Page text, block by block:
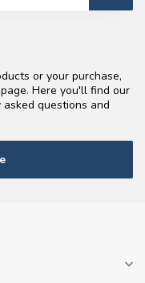
or your purchase,
Here you'll find our
questions and